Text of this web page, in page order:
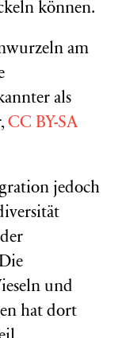
können.
als
CC BY-SA
jedoch
und
hat dort